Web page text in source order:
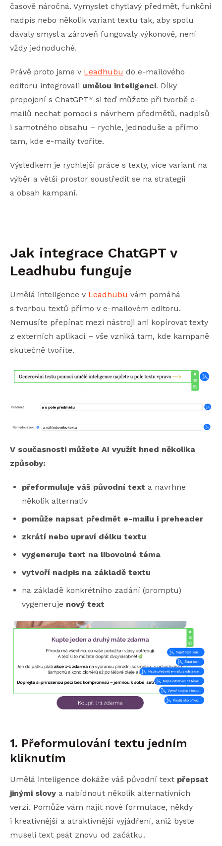
časově náročná. Vymyslet chytlavý předmět, funkční
nadpis nebo několik variant textu tak, aby spolu
dávaly smysl a zároveň fungovaly výkonově, není
vždy jednoduché.
Právě proto jsme v Leadhubu do e-mailového
editoru integrovali umělou inteligenci. Díky
propojení s ChatGPT* si teď můžete při tvorbě e-
mailů nechat pomoci s návrhem předmětů, nadpisů
i samotného obsahu – rychle, jednoduše a přímo
tam, kde e-maily tvoříte.
Výsledkem je rychlejší práce s texty, více variant na
výběr a větší prostor soustředit se na strategii
a obsah kampaní.
Jak integrace ChatGPT v
Leadhubu funguje
Umělá inteligence v Leadhubu vám pomáhá
s tvorbou textů přímo v e-mailovém editoru.
Nemusíte přepínat mezi nástroji ani kopírovat texty
z externích aplikací – vše vzniká tam, kde kampaně
skutečně tvoříte.
V současnosti můžete AI využít hned několika
způsoby:
přeformuluje váš původní text a navrhne
několik alternativ
pomůže napsat předmět e-mailu i preheader
zkrátí nebo upraví délku textu
vygeneruje text na libovolné téma
vytvoří nadpis na základě textu
na základě konkrétního zadání (promptu)
vygeneruje nový text
1. Přeformulování textu jedním
kliknutím
Umělá inteligence dokáže váš původní text přepsat
jinými slovy a nabídnout několik alternativních
verzí. Pomůže vám najít nové formulace, někdy
i kreativnější a atraktivnější vyjádření, aniž byste
museli text psát znovu od začátku.